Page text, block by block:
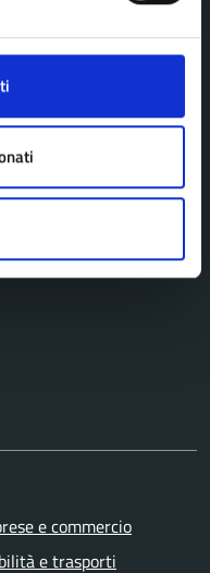
Frignano
e commercio
e trasporti